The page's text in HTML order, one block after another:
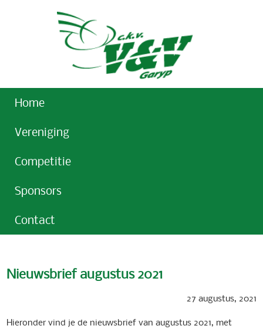
Home
Vereniging
Competitie
Sponsors
Contact
Nieuwsbrief augustus 2021
27 augustus, 2021
Hieronder vind je de nieuwsbrief van augustus 2021, met